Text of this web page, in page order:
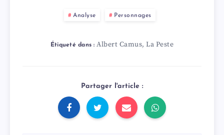
Analyse Personnages
Étiqueté dans : Albert Camus,La Peste
Partager l'article :